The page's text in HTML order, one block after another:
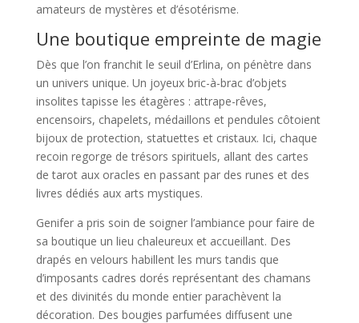
amateurs de mystères et d’ésotérisme.
Une boutique empreinte de magie
Dès que l’on franchit le seuil d’Erlina, on pénètre dans
un univers unique. Un joyeux bric-à-brac d’objets
insolites tapisse les étagères : attrape-rêves,
encensoirs, chapelets, médaillons et pendules côtoient
bijoux de protection, statuettes et cristaux. Ici, chaque
recoin regorge de trésors spirituels, allant des cartes
de tarot aux oracles en passant par des runes et des
livres dédiés aux arts mystiques.
Genifer a pris soin de soigner l’ambiance pour faire de
sa boutique un lieu chaleureux et accueillant. Des
drapés en velours habillent les murs tandis que
d’imposants cadres dorés représentant des chamans
et des divinités du monde entier parachèvent la
décoration. Des bougies parfumées diffusent une